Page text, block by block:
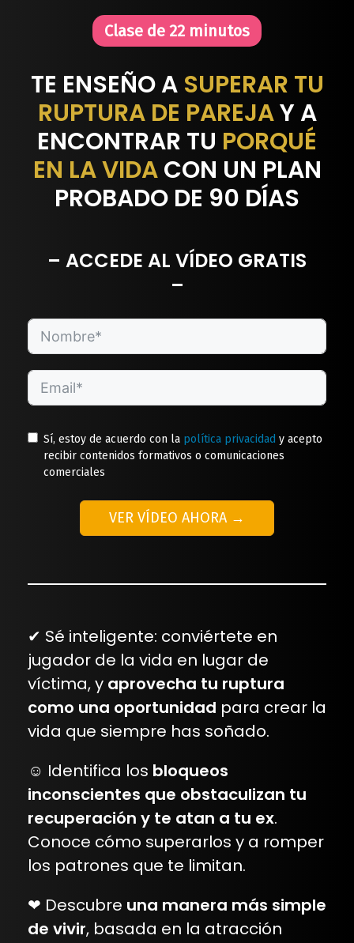
Clase de 22 minutos
TE ENSEÑO A SUPERAR TU
RUPTURA DE PAREJAY A
ENCONTRAR TU PORQUÉ
EN LA VIDACON UN PLAN
PROBADO DE 90 DÍAS
– ACCEDE AL VÍDEO GRATIS
–
Sí, estoy de acuerdo con la política privacidad y acepto
recibir contenidos formativos o comunicaciones
comerciales
VER VÍDEO AHORA →
✔︎ Sé inteligente: conviértete en
jugador de la vida en lugar de
víctima, y aprovecha tu ruptura
como una oportunidad para crear la
vida que siempre has soñado.
☺︎ Identifica los bloqueos
inconscientes que obstaculizan tu
recuperación y te atan a tu ex.
Conoce cómo superarlos y a romper
los patrones que te limitan.
❤︎ Descubre una manera más simple
de vivir, basada en la atracción